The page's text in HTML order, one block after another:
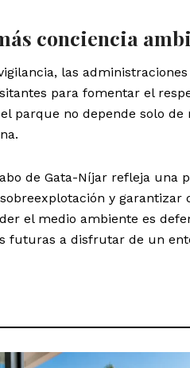
conciencia
las
para fomentar el
parque no depende solo
de Gata-Níjar refleja una
y
el medio ambiente es
futuras a disfrutar de un